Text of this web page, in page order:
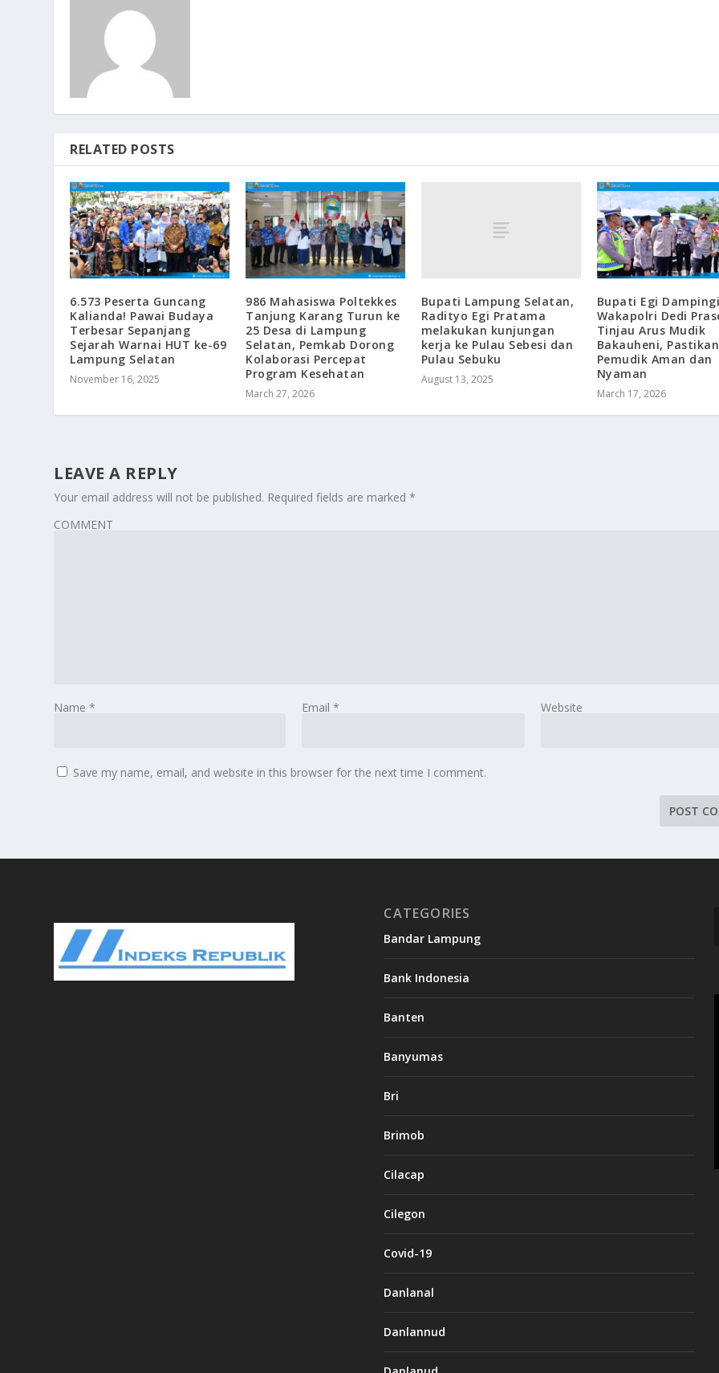
RELATED POSTS
6.573 Peserta Guncang
Kalianda! Pawai Budaya
Terbesar Sepanjang
Sejarah Warnai HUT ke-69
Lampung Selatan
November 16, 2025
986 Mahasiswa Poltekkes
Tanjung Karang Turun ke
25 Desa di Lampung
Selatan, Pemkab Dorong
Kolaborasi Percepat
Program Kesehatan
March 27, 2026
Bupati Lampung Selatan,
Radityo Egi Pratama
melakukan kunjungan
kerja ke Pulau Sebesi dan
Pulau Sebuku
August 13, 2025
Bupati Egi
Wakapolri Dedi
Tinjau Arus Mudik
Bakauheni, Pastikan
Pemudik Aman dan
Nyaman
March 17, 2026
LEAVE A REPLY
Your email address will not be published. Required fields are marked*
COMMENT
Name* Email * Website
Save my name, email, and website in this browser for the next time I comment.
CATEGORIES
Bandar Lampung
Bank Indonesia
Banten
Banyumas
Bri
Brimob
Cilacap
Cilegon
Covid-19
Danlanal
Danlannud